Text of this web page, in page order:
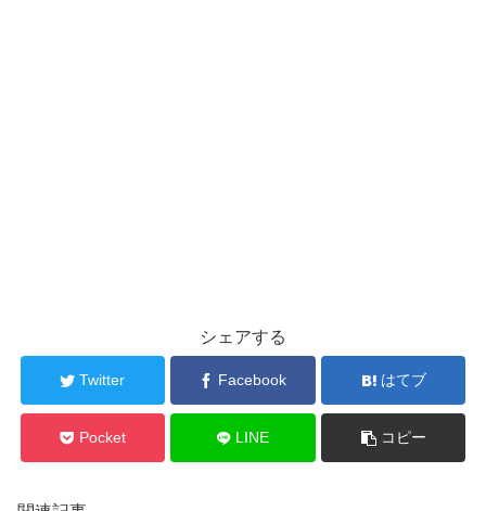
シェアする
Twitter Facebook はてブ
Pocket LINE コピー